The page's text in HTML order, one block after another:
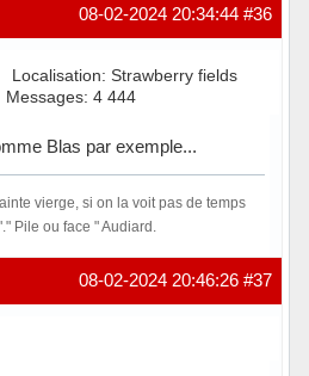
#36
08-02-2024 20:34:44
Localisation: Strawberry fields
Messages: 4 444
Blas par exemple...
vierge, si on la voit pas de temps
Pile ou face " Audiard.
#37
08-02-2024 20:46:26